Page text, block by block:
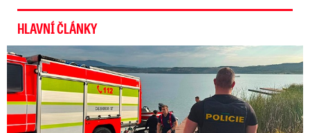
HLAVNÍ ČLÁNKY
Svědci o tragédii na jezeře Most: Byl to masakr!